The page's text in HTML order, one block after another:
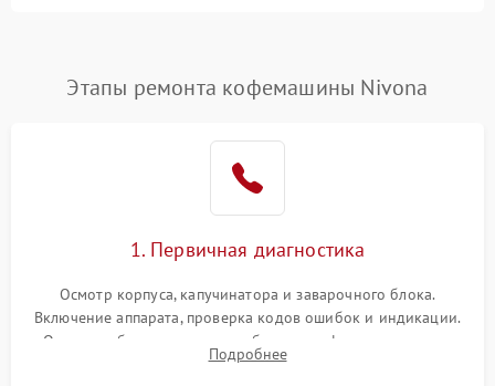
Постоянные сбои в работе 1500 ₽ Подробнее →
Этапы ремонта кофемашины Nivona
1. Первичная диагностика
Осмотр корпуса, капучинатора и заварочного блока.
Включение аппарата, проверка кодов ошибок и индикации.
Оценка работы помпы, термоблока и кофемолки на слух.
Измерение температуры и давления воды для выявления
Подробнее